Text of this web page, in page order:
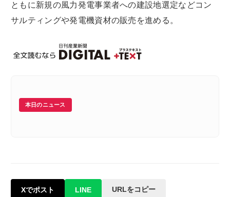
ともに新規の風力発電事業者への建設地選定などコン
サルティングや発電機資材の販売を進める。
本日のニュース
Xでポスト LINE URLをコピー